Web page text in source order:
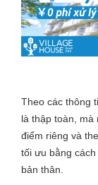
Theo các thông
là thập toàn,
điểm riêng và
tối ưu bằng
bản thân.